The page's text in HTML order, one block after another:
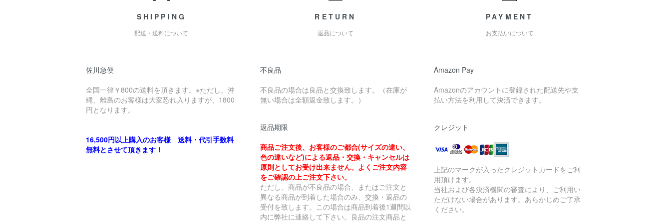
SHIPPING
配送・送料について
佐川急便
全国一律￥800の送料を頂きます。※ただし、沖
縄、離島のお客様は大変恐れ入りますが、1800
円となります。
16,500円以上購入のお客様 送料・代引手数料
無料とさせて頂きます！
RETURN
返品について
不良品
不良品の場合は良品と交換致します。（在庫が
無い場合は全額返金致します。）
返品期限
商品ご注文後、お客様のご都合(サイズの違い、
色の違いなど)による返品・交換・キャンセルは
原則としてお受け出来ません。よくご注文内容
をご確認の上ご注文下さい。
ただし、商品が不良品の場合、またはご注文と
異なる商品が到着した場合のみ、交換・返品の
受付を致します。この場合は商品到着後1週間以
内に弊社に連絡して下さい。良品の注文商品と
PAYMENT
お支払いについて
Amazon Pay
Amazonのアカウントに登録された配送先や支
払い方法を利用して決済できます。
クレジット
上記のマークが入ったクレジットカードをご利
用頂けます。
当社および各決済機関の審査により、ご利用い
ただけない場合があります。あらかじめご了承
ください。